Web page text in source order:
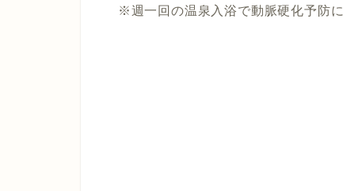
※週一回の温泉入浴で動脈硬化予防に